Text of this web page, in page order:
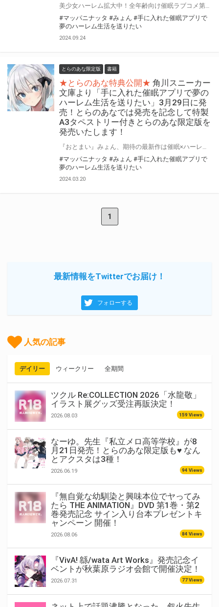
#マッパニナッタ #みょん #手に入れた催眠アプリで
夢のハーレム生活を送りたい
2024.09.24
とらのあな限定版 書籍
★とらのあな特典公開★ 角川スニーカー
文庫より「手に入れた催眠アプリで夢の
ハーレム生活を送りたい」3月29日に発
売！とらのあなでは発売を記念して特製
A3タペストリー付きとらのあな限定版を
発売いたします！
#マッパニナッタ #みょん #手に入れた催眠アプリで
夢のハーレム生活を送りたい
2024.03.20
1
最新情報をTwitterでお届け！
フォローする
人気の記事
デイリー ウィークリー 全期間
ツクル Re:COLLECTION 2026「水龍敬」
イラスト展グッズ受注再販決定！
2026.08.03 159 Views
なーゆ。先生『私立メロ高等学校』が8
月21日発売！とらのあな限定版も♥ なん
とアクスタは3種！
2026.06.19 94 Views
『無自覚な幼馴染と興味本位でヤってみ
たら THE ANIMATION』DVD 第1巻・第2
巻発売記念 サイン入り台本プレゼントキ
ャンペーン 開催！
2026.08.06 84 Views
『VivA! 緜/wata Art Works』発売記念イ
ベントが秋葉原ラジオ会館で開催決定！
2026.07.31 77 Views